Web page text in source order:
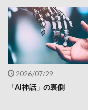
2026/07/29
「AI神話」の裏側